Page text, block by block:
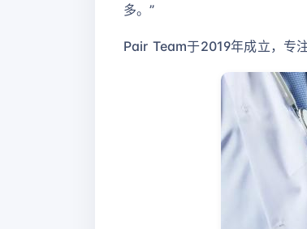
多。”
Pair Team于2019年成立，专